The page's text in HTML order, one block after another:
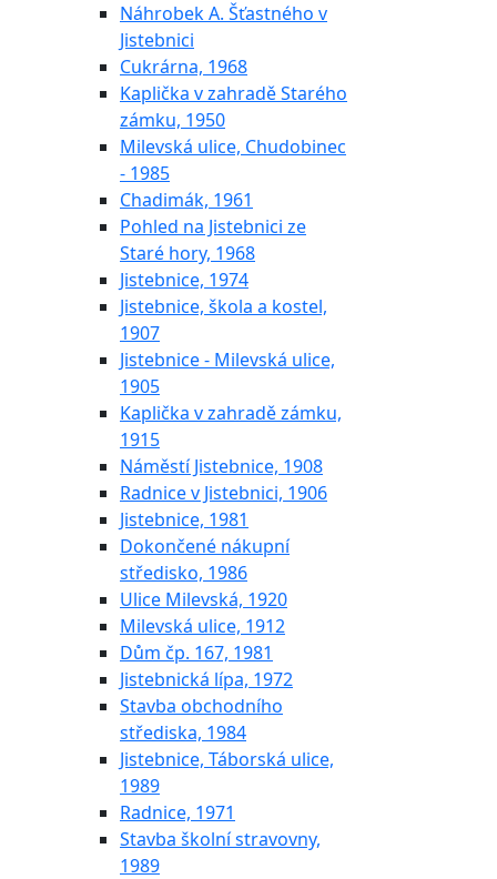
Náhrobek A. Šťastného v
Jistebnici
Cukrárna, 1968
Kaplička v zahradě Starého
zámku, 1950
Milevská ulice, Chudobinec
- 1985
Chadimák, 1961
Pohled na Jistebnici ze
Staré hory, 1968
Jistebnice, 1974
Jistebnice, škola a kostel,
1907
Jistebnice - Milevská ulice,
1905
Kaplička v zahradě zámku,
1915
Náměstí Jistebnice, 1908
Radnice v Jistebnici, 1906
Jistebnice, 1981
Dokončené nákupní
středisko, 1986
Ulice Milevská, 1920
Milevská ulice, 1912
Dům čp. 167, 1981
Jistebnická lípa, 1972
Stavba obchodního
střediska, 1984
Jistebnice, Táborská ulice,
1989
Radnice, 1971
Stavba školní stravovny,
1989